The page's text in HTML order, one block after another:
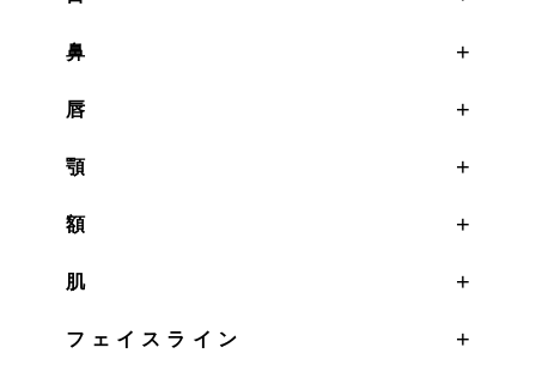
鼻
唇
顎
額
肌
フェイスライン